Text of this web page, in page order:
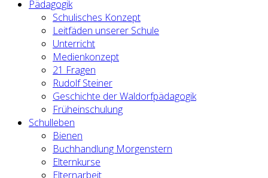
Pädagogik
Schulisches Konzept
Leitfäden unserer Schule
Unterricht
Medienkonzept
21 Fragen
Rudolf Steiner
Geschichte der Waldorfpädagogik
Früheinschulung
Schulleben
Bienen
Buchhandlung Morgenstern
Elternkurse
Elternarbeit